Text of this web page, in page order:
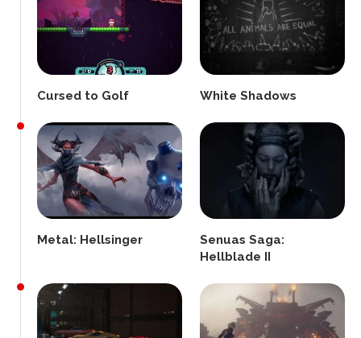
Cursed to Golf White Shadows
Metal: Hellsinger
Senuas Saga:
Hellblade II